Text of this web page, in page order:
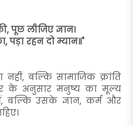
पूछ लीजिए ज्ञान।
पड़ा रहन दो म्यान॥"
बल्कि सामाजिक क्रांति
के अनुसार मनुष्य का मूल्य
उसके ज्ञान, कर्म और